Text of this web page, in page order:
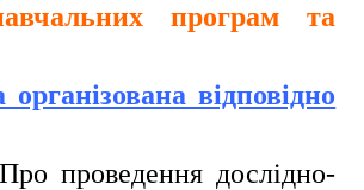
програм та
відповідно
дослідно-